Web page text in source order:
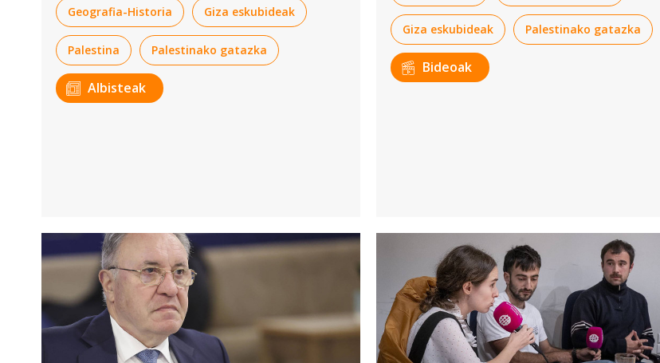
Geografia-Historia Giza eskubideak
Palestina Palestinako gatazka
Albisteak
Giza eskubideak Palestinako gatazka
Bideoak